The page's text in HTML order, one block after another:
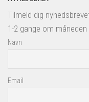
Tilmeld dig
1-2 gange om
Navn
Email